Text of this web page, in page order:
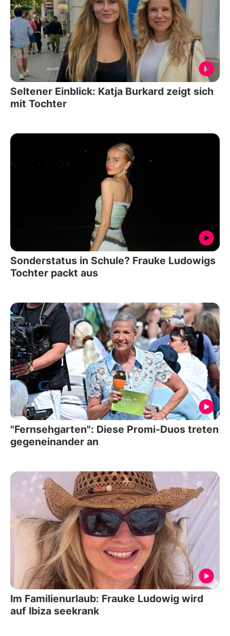
Seltener Einblick: Katja Burkard zeigt sich
mit Tochter
Sonderstatus in Schule? Frauke Ludowigs
Tochter packt aus
"Fernsehgarten": Diese Promi-Duos treten
gegeneinander an
Im Familienurlaub: Frauke Ludowig wird
auf Ibiza seekrank